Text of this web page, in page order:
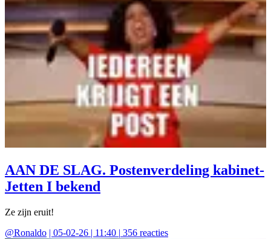
AAN DE SLAG. Postenverdeling kabinet-
Jetten I bekend
Ze zijn eruit!
@Ronaldo | 05-02-26 | 11:40 | 356 reacties